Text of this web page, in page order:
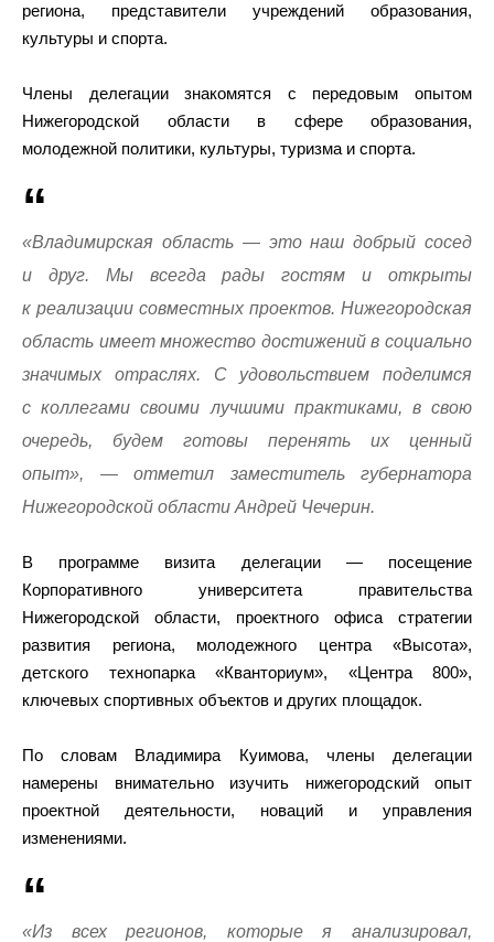
региона, представители учреждений образования,
культуры и спорта.
Члены делегации знакомятся с передовым опытом
Нижегородской области в сфере образования,
молодежной политики, культуры, туризма и спорта.
«Владимирская область — это наш добрый сосед
и друг. Мы всегда рады гостям и открыты
к реализации совместных проектов. Нижегородская
область имеет множество достижений в социально
значимых отраслях. С удовольствием поделимся
с коллегами своими лучшими практиками, в свою
очередь, будем готовы перенять их ценный
опыт», — отметил заместитель губернатора
Нижегородской области Андрей Чечерин.
В программе визита делегации — посещение
Корпоративного университета правительства
Нижегородской области, проектного офиса стратегии
развития региона, молодежного центра «Высота»,
детского технопарка «Кванториум», «Центра 800»,
ключевых спортивных объектов и других площадок.
По словам Владимира Куимова, члены делегации
намерены внимательно изучить нижегородский опыт
проектной деятельности, новаций и управления
изменениями.
«Из всех регионов, которые я анализировал,